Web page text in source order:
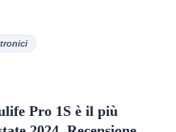
Pro 1S è il più